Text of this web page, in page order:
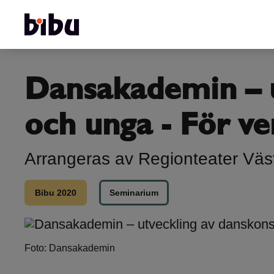
Dansakademin
och unga - För
Arrangeras av Regionteater
Bibu 2020 Seminarium
Foto: Dansakademin